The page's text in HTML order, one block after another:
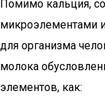
Помимо кальция,
микроэлементами
для организма
молока
элементов, как: